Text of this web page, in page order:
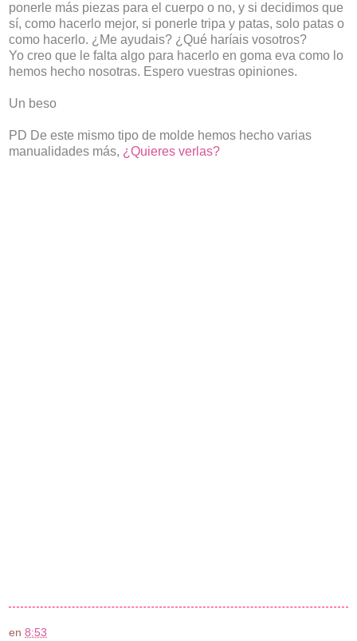
ponerle más piezas para el cuerpo o no, y si decidimos que
sí, como hacerlo mejor, si ponerle tripa y patas, solo patas o
como hacerlo. ¿Me ayudais? ¿Qué haríais vosotros?
Yo creo que le falta algo para hacerlo en goma eva como lo
hemos hecho nosotras. Espero vuestras opiniones.
Un beso
PD De este mismo tipo de molde hemos hecho varias
manualidades más, ¿Quieres verlas?
en 8:53